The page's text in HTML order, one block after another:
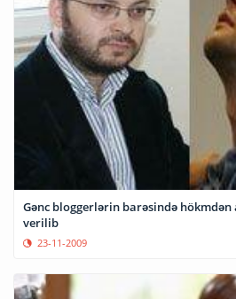
Gənc bloggerlərin barəsində
verilib
23-11-2009